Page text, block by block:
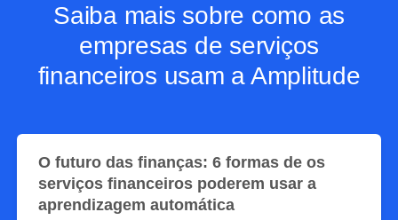
Saiba mais sobre como as
empresas de serviços
financeiros usam a Amplitude
O futuro das finanças: 6 formas de os
serviços financeiros poderem usar a
aprendizagem automática